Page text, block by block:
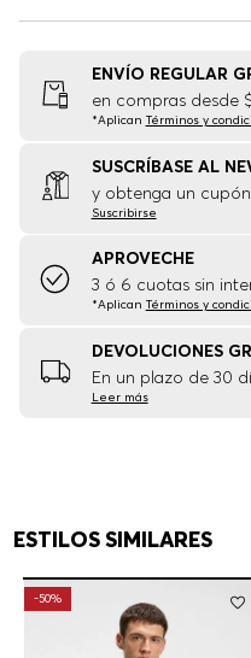
ENVÍO REGULAR
en compras desde
*Aplican Términos y
SUSCRÍBASE AL
y obtenga un
Suscribirse
APROVECHE
3 ó 6 cuotas sin
*Aplican Términos y
DEVOLUCIONES
En un plazo de 30
Leer más
ESTILOS SIMILARES
-50%